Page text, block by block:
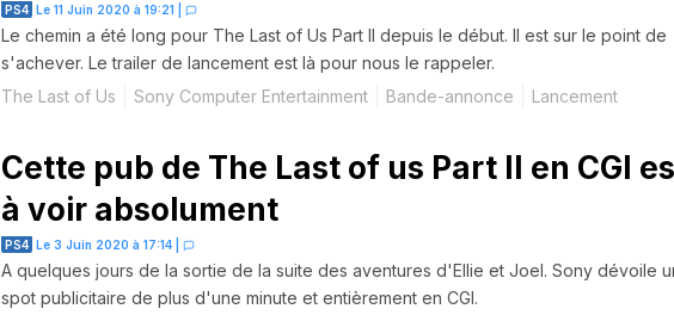
lancement
PS4 Le 11 Juin 2020 à 19:21
Le chemin a été long pour The Last of Us Part II depuis le début. Il est sur le point de
s'achever. Le trailer de lancement est là pour nous le rappeler.
The Last of Us
Sony Computer Entertainment Bande-annonce Lancement
Cette pub de The Last of us Part II en CGI
à voir absolument
PS4 Le 3 Juin 2020 à 17:14
A quelques jours de la sortie de la suite des aventures d'Ellie et Joel. Sony dévoile
spot publicitaire de plus d'une minute et entièrement en CGI.